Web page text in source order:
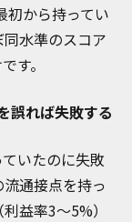
初から持ってい
水準のスコア
す。
誤れば失敗する
いたのに失敗
通接点を持っ
益率3〜5%）